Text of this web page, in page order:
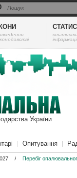
України
Опитування
/ Перебіг